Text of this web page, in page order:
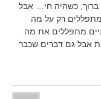
ברוך, כשהיה חי… אבל
רק על מה
מתפללים את מה
אבל גם דברים שכבר